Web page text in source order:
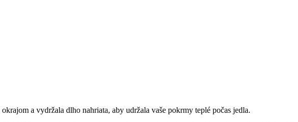
a vydržala dlho nahriata, aby udržala vaše pokrmy teplé počas jedla.